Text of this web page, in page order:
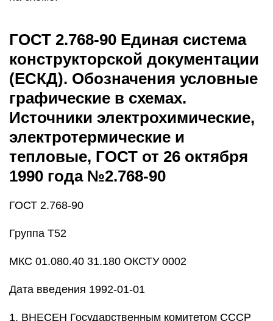
ГОСТ 2.768-90 Единая система
конструкторской документации
(ЕСКД). Обозначения условные
графические в схемах.
Источники электрохимические,
электротермические и
тепловые, ГОСТ от 26 октября
1990 года №2.768-90
ГОСТ 2.768-90
Группа Т52
МКС 01.080.40 31.180 ОКСТУ 0002
Дата введения 1992-01-01
1. ВНЕСЕН Государственным комитетом СССР